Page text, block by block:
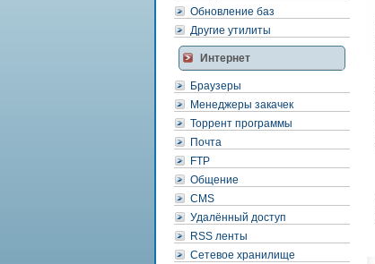
Обновление баз
Другие утилиты
Интернет
Браузеры
Менеджеры закачек
Торрент программы
Почта
FTP
Общение
CMS
Удалённый доступ
RSS ленты
Сетевое хранилище